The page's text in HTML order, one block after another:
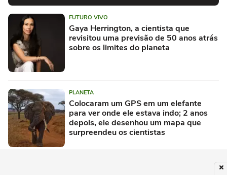
FUTURO VIVO
Gaya Herrington, a cientista que
revisitou uma previsão de 50 anos atrás
sobre os limites do planeta
PLANETA
Colocaram um GPS em um elefante
para ver onde ele estava indo; 2 anos
depois, ele desenhou um mapa que
surpreendeu os cientistas